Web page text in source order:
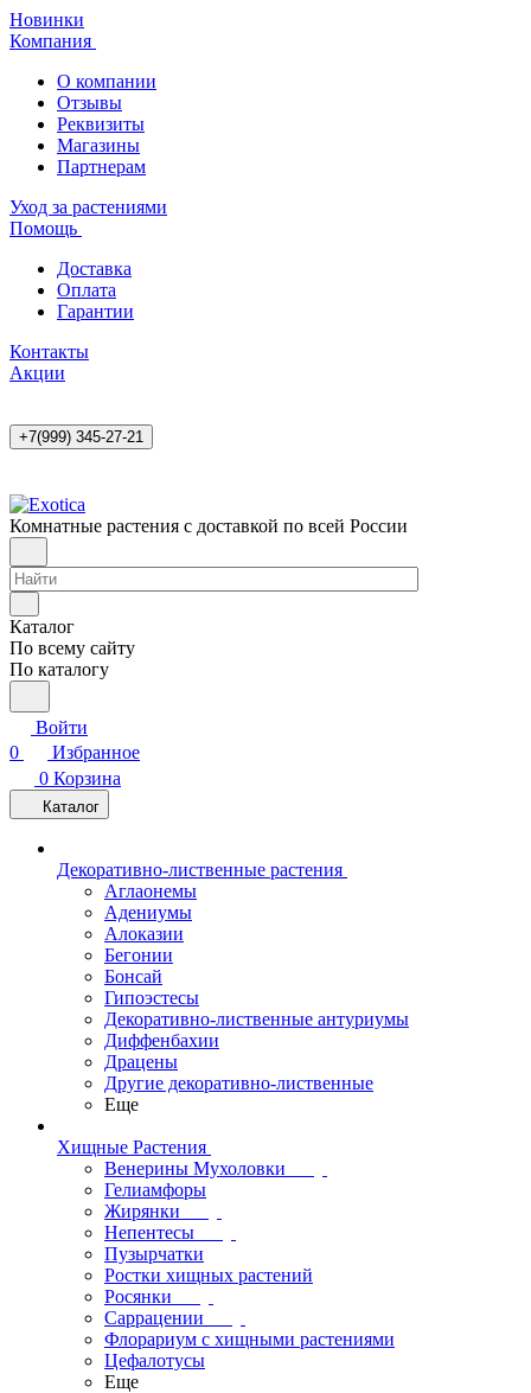
Новинки
Компания
О компании
Отзывы
Реквизиты
Магазины
Партнерам
Уход за растениями
Помощь
Доставка
Оплата
Гарантии
Контакты
Акции
+7(999) 345-27-21
Комнатные растения с доставкой по всей России
Каталог
По всему сайту
По каталогу
Войти
0
Избранное
0 Корзина
Каталог
Декоративно-лиственные растения
Аглаонемы
Адениумы
Алоказии
Бегонии
Бонсай
Гипоэстесы
Декоративно-лиственные антуриумы
Диффенбахии
Драцены
Другие декоративно-лиственные
Еще
Хищные Растения
Венерины Мухоловки
Гелиамфоры
Жирянки
Непентесы
Пузырчатки
Ростки хищных растений
Росянки
Саррацении
Флорариум с хищными растениями
Цефалотусы
Еще